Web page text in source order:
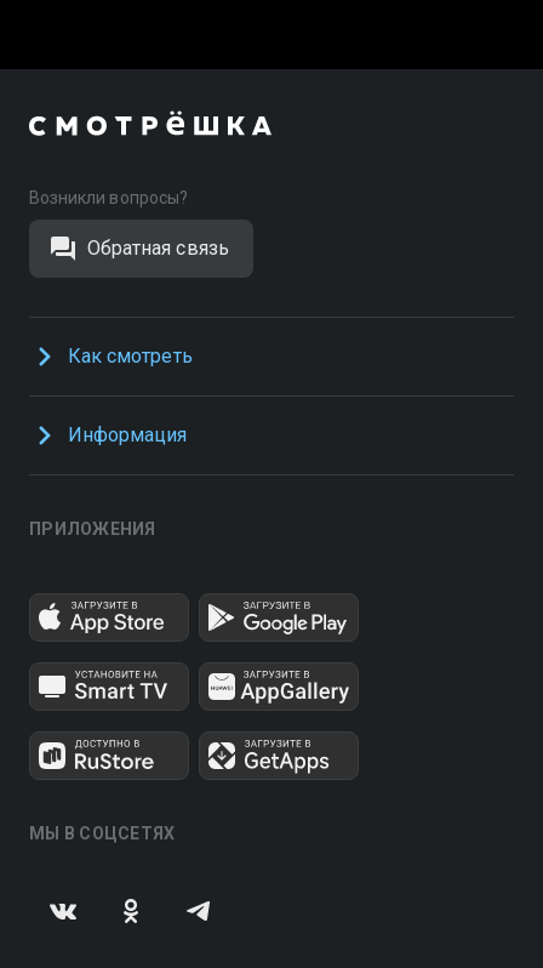
Возникли вопросы?
Обратная связь
Как смотреть
Информация
ПРИЛОЖЕНИЯ
МЫ В СОЦСЕТЯХ